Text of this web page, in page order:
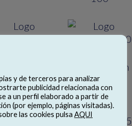
y de terceros para analizar
publicidad relacionada con
a un perfil elaborado a partir de
(por ejemplo, páginas visitadas).
las cookies pulsa AQUI